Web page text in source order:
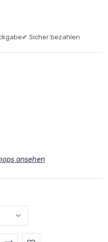
✔ Sicher bezahlen
ansehen